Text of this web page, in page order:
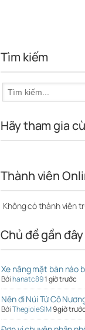
Tìm kiếm
Hãy tham gia
Thành viên
Không có thành viên
Chủ đề gần đây
Xe nâng mặt bàn nào
Bởihanatc891 giờ trước
Nên đi Núi Tứ Cô
BởiThegioieSIM9 giờ trước